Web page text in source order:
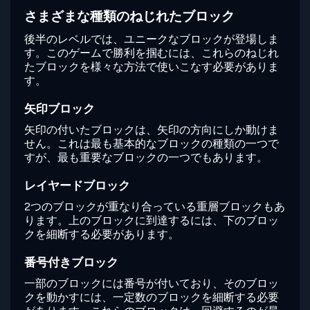
さまざまな種類のねじれたブロック
後半のレベルでは、ユニークなブロックが登場しま
す。このゲームで勝利を掴むには、これらのねじれ
たブロックを様々な方法で使いこなす必要がありま
す。
矢印ブロック
矢印の付いたブロックは、矢印の方向にしか動けま
せん。これは最も基本的なブロックの種類の一つで
すが、最も重要なブロックの一つでもあります。
レイヤードブロック
2つのブロックが重なり合っている重層ブロックもあ
ります。上のブロックに到達するには、下のブロッ
クを細断する必要があります。
番号付きブロック
一部のブロックには番号が付いており、そのブロッ
クを動かすには、一定数のブロックを細断する必要